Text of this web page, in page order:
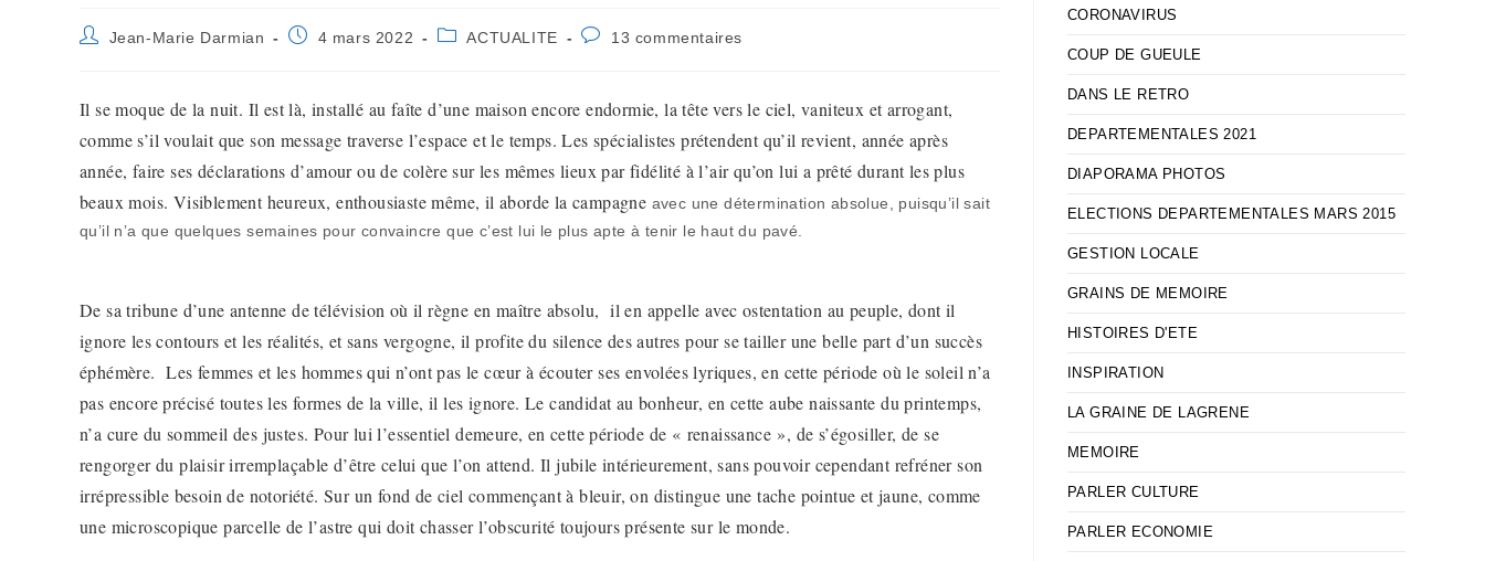
Auteur/autrice
Jean-Marie Darmian
Publication
4 mars 2022
PostACTUALITE
Commentaires
13 commentaires
Il se moque de la nuit. Il est là, installé au faîte d’une maison encore endormie, la tête vers le ciel, vaniteux et arrogant,
comme s’il voulait que son message traverse l’espace et le temps. Les spécialistes prétendent qu’il revient, année après
année, faire ses déclarations d’amour ou de colère sur les mêmes lieux par fidélité à l’air qu’on lui a prêté durant les plus
beaux mois. Visiblement heureux, enthousiaste même, il aborde la campagne avec une détermination absolue, puisqu’il sait
qu’il n’a que quelques semaines pour convaincre que c’est lui le plus apte à tenir le haut du pavé.
De sa tribune d’une antenne de télévision où il règne en maître absolu, il en appelle avec ostentation au peuple, dont il
ignore les contours et les réalités, et sans vergogne, il profite du silence des autres pour se tailler une belle part d’un succès
éphémère.Les femmes et les hommes qui n’ont pas le cœur à écouter ses envolées lyriques, en cette période où le soleil n’a
pas encore précisé toutes les formes de la ville, il les ignore. Le candidat au bonheur, en cette aube naissante du printemps,
n’a cure du sommeil des justes. Pour lui l’essentiel demeure, en cette période de « renaissance », de s’égosiller, de se
rengorger du plaisir irremplaçable d’être celui que l’on attend. Il jubile intérieurement, sans pouvoir cependant refréner son
irrépressible besoin de notoriété. Sur un fond de ciel commençant à bleuir, on distingue une tache pointue et jaune, comme
une microscopique parcelle de l’astre qui doit chasser l’obscurité toujours présente sur le monde.
CORONAVIRUS
COUP DE GUEULE
DANS LE RETRO
DEPARTEMENTALES 2021
DIAPORAMA PHOTOS
ELECTIONS DEPARTEMENTALES MARS 2015
GESTION LOCALE
GRAINS DE MEMOIRE
HISTOIRES D'ETE
INSPIRATION
LA GRAINE DE LAGRENE
MEMOIRE
PARLER CULTURE
PARLER ECONOMIE